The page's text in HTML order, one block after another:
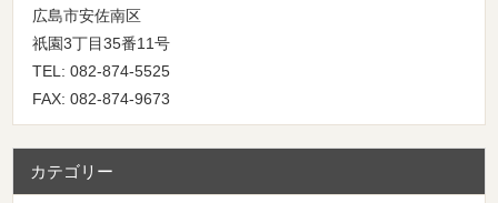
広島市安佐南区
祇園3丁目35番11号
TEL: 082-874-5525
FAX: 082-874-9673
カテゴリー